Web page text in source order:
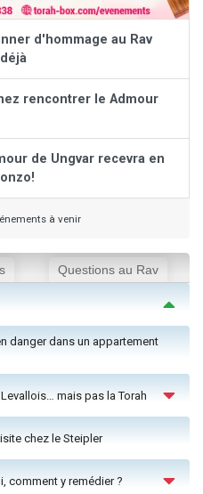
d'hommage au Rav
rencontrer le Admour
de Ungvar recevra en
à venir
Questions au Rav
danger dans un appartement
mais pas la Torah
chez le Steipler
comment y remédier ?